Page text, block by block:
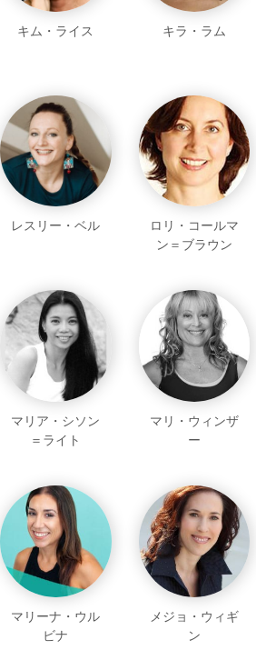
キム・ライス キラ・ラム
レスリー・ベル
ロリ・コールマ
ン＝ブラウン
マリア・シソン
＝ライト
マリ・ウィンザ
ー
マリーナ・ウル
ビナ
メジョ・ウィギ
ン